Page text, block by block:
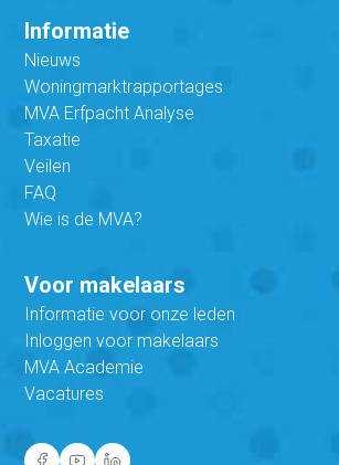
Informatie
Nieuws
Woningmarktrapportages
MVA Erfpacht Analyse
Taxatie
Veilen
FAQ
Wie is de MVA?
Voor makelaars
Informatie voor onze leden
Inloggen voor makelaars
MVA Academie
Vacatures